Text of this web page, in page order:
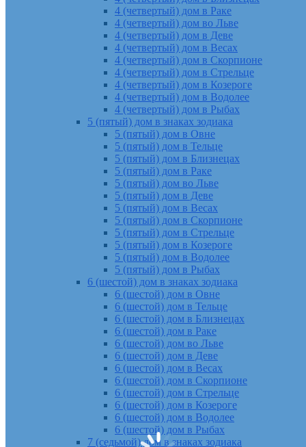
4 (четвертый) дом в Раке
4 (четвертый) дом во Льве
4 (четвертый) дом в Деве
4 (четвертый) дом в Весах
4 (четвертый) дом в Скорпионе
4 (четвертый) дом в Стрельце
4 (четвертый) дом в Козероге
4 (четвертый) дом в Водолее
4 (четвертый) дом в Рыбах
5 (пятый) дом в знаках зодиака
5 (пятый) дом в Овне
5 (пятый) дом в Тельце
5 (пятый) дом в Близнецах
5 (пятый) дом в Раке
5 (пятый) дом во Льве
5 (пятый) дом в Деве
5 (пятый) дом в Весах
5 (пятый) дом в Скорпионе
5 (пятый) дом в Стрельце
5 (пятый) дом в Козероге
5 (пятый) дом в Водолее
5 (пятый) дом в Рыбах
6 (шестой) дом в знаках зодиака
6 (шестой) дом в Овне
6 (шестой) дом в Тельце
6 (шестой) дом в Близнецах
6 (шестой) дом в Раке
6 (шестой) дом во Льве
6 (шестой) дом в Деве
6 (шестой) дом в Весах
6 (шестой) дом в Скорпионе
6 (шестой) дом в Стрельце
6 (шестой) дом в Козероге
6 (шестой) дом в Водолее
6 (шестой) дом в Рыбах
7 (седьмой) дом в знаках зодиака